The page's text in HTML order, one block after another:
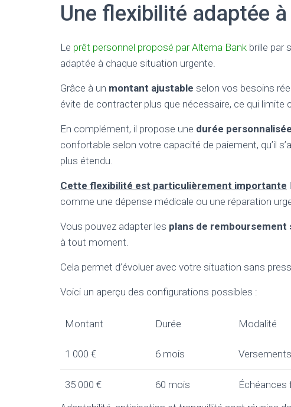
Une flexibilité adaptée
Le prêt personnel proposé par Alterna Bank brille par
adaptée à chaque situation urgente.
Grâce à un montant ajustable selon vos besoins
évite de contracter plus que nécessaire, ce qui
En complément, il propose une durée personnalisée
confortable selon votre capacité de paiement, qu’il
plus étendu.
Cette flexibilité est particulièrement importante
comme une dépense médicale ou une réparation
Vous pouvez adapter les plans de remboursement
à tout moment.
Cela permet d’évoluer avec votre situation sans
Voici un aperçu des configurations possibles :
Montant Durée Modalité
1 000 € 6 mois
35 000 € 60 mois
Échéances